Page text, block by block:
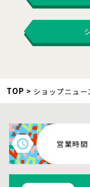
TOP ショップニュー
営業時間